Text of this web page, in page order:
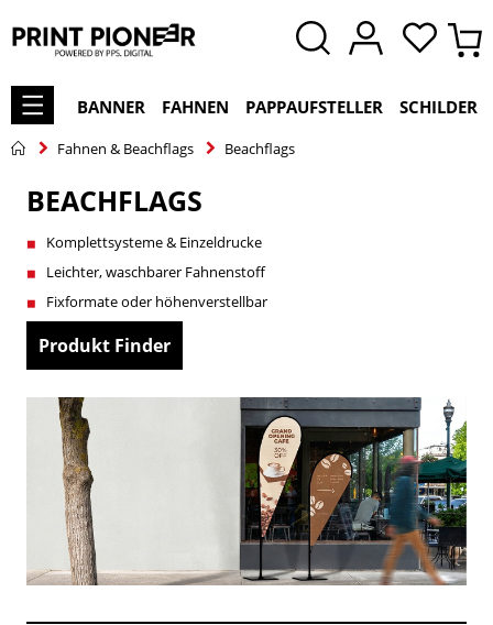
BANNER FAHNEN PAPPAUFSTELLER SCHILDER
Fahnen & Beachflags Beachflags
BEACHFLAGS
Komplettsysteme & Einzeldrucke
Leichter, waschbarer Fahnenstoff
Fixformate oder höhenverstellbar
Produkt Finder